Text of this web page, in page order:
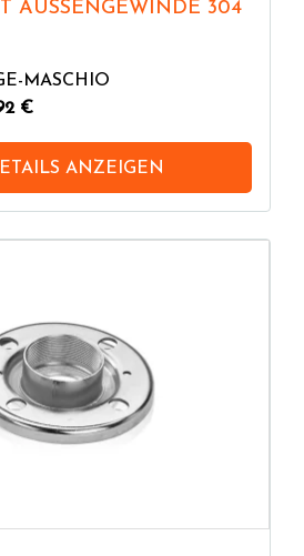
AUSSENGEWINDE 304
MASCHIO
€
ANZEIGEN